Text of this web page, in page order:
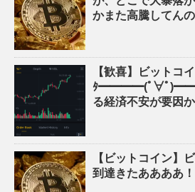
かまた高騰してん
【歓喜】ビットコ
ﾀ━━━━(ﾟ∀ﾟ
る経済不安が要因か
【ビットコイン】
到達きたああああ！